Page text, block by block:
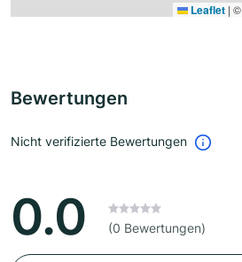
Leaflet | ©
Bewertungen
Nicht verifizierte Bewertungen
0.0 (0 Bewertungen)